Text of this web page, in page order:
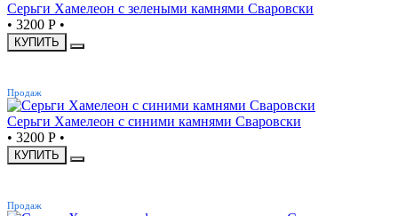
Серьги Хамелеон с зелеными камнями Сваровски
• 3200 Р •
КУПИТЬ
Продаж
Серьги Хамелеон с синими камнями Сваровски
• 3200 Р •
КУПИТЬ
Продаж